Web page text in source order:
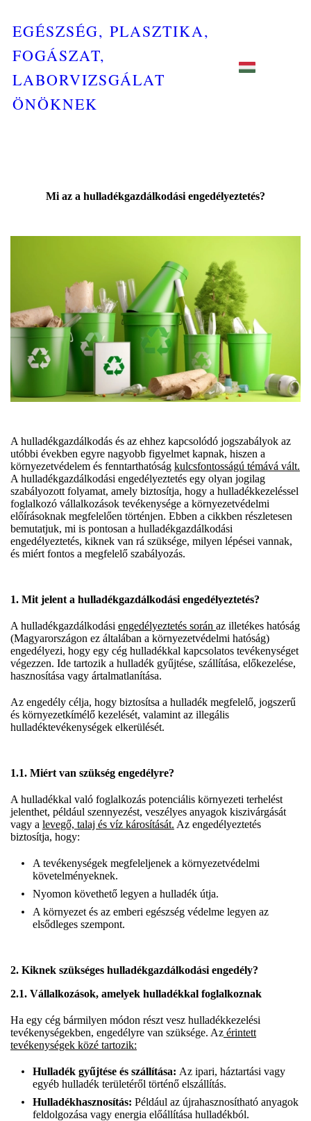
EGÉSZSÉG, PLASZTIKA,
FOGÁSZAT,
LABORVIZSGÁLAT
ÖNÖKNEK
Mi az a hulladékgazdálkodási engedélyeztetés?
A hulladékgazdálkodás és az ehhez kapcsolódó jogszabályok az
utóbbi években egyre nagyobb figyelmet kapnak, hiszen a
környezetvédelem és fenntarthatóság kulcsfontosságú témává vált.
A hulladékgazdálkodási engedélyeztetés egy olyan jogilag
szabályozott folyamat, amely biztosítja, hogy a hulladékkezeléssel
foglalkozó vállalkozások tevékenysége a környezetvédelmi
előírásoknak megfelelően történjen. Ebben a cikkben részletesen
bemutatjuk, mi is pontosan a hulladékgazdálkodási
engedélyeztetés, kiknek van rá szüksége, milyen lépései vannak,
és miért fontos a megfelelő szabályozás.
1. Mit jelent a hulladékgazdálkodási engedélyeztetés?
A hulladékgazdálkodási engedélyeztetés során az illetékes hatóság
(Magyarországon ez általában a környezetvédelmi hatóság)
engedélyezi, hogy egy cég hulladékkal kapcsolatos tevékenységet
végezzen. Ide tartozik a hulladék gyűjtése, szállítása, előkezelése,
hasznosítása vagy ártalmatlanítása.
Az engedély célja, hogy biztosítsa a hulladék megfelelő, jogszerű
és környezetkímélő kezelését, valamint az illegális
hulladéktevékenységek elkerülését.
1.1. Miért van szükség engedélyre?
A hulladékkal való foglalkozás potenciális környezeti terhelést
jelenthet, például szennyezést, veszélyes anyagok kiszivárgását
vagy a levegő, talaj és víz károsítását. Az engedélyeztetés
biztosítja, hogy:
A tevékenységek megfeleljenek a környezetvédelmi
követelményeknek.
Nyomon követhető legyen a hulladék útja.
A környezet és az emberi egészség védelme legyen az
elsődleges szempont.
2. Kiknek szükséges hulladékgazdálkodási engedély?
2.1. Vállalkozások, amelyek hulladékkal foglalkoznak
Ha egy cég bármilyen módon részt vesz hulladékkezelési
tevékenységekben, engedélyre van szüksége. Az érintett
tevékenységek közé tartozik:
Hulladék gyűjtése és szállítása: Az ipari, háztartási vagy
egyéb hulladék területéről történő elszállítás.
Hulladékhasznosítás: Például az újrahasznosítható anyagok
feldolgozása vagy energia előállítása hulladékból.